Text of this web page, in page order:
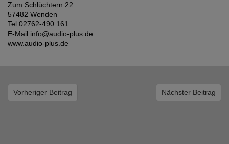
Zum Schlüchtern 22
57482 Wenden
Tel:02762-490 161
E-Mail:info@audio-plus.de
www.audio-plus.de
Vorheriger Beitrag Nächster Beitrag